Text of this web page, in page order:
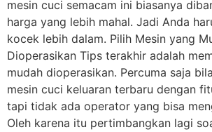
mesin cuci semacam ini biasanya
harga yang lebih mahal. Jadi Anda
kocek lebih dalam. Pilih Mesin yang
Dioperasikan Tips terakhir adalah
mudah dioperasikan. Percuma saja
mesin cuci keluaran terbaru dengan
tapi tidak ada operator yang bisa
Oleh karena itu pertimbangkan lagi